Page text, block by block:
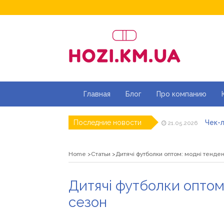
Главная Блог Про компанию
Последние новости 21.05.2026 Чек-
07.05.2026
Home Статьи Дитячі футболки оптом: модні
Дитячі футболки
сезон